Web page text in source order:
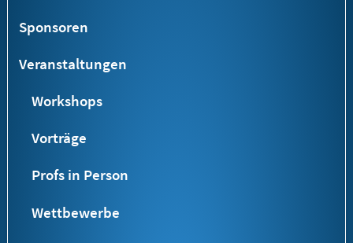
Sponsoren
Veranstaltungen
Workshops
Vorträge
Profs in Person
Wettbewerbe